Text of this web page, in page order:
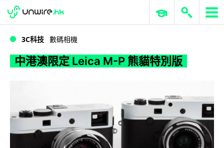
中港澳限定 Leica M-P 熊貓特別版
WWDC 2026 ERP 與商業 AI
3C科技 數碼相機
中港澳限定 Leica M-P 熊貓特別版